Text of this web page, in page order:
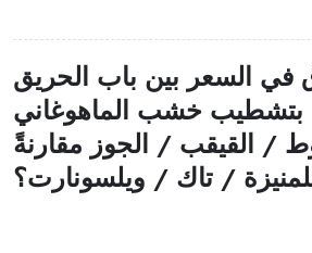
في السعر بين باب الحريق
المعتمد من UL بتشطيب خشب الماهوغاني
/ القيقب / الجوز مقارنةً
/ تاك / ويلسونارت؟